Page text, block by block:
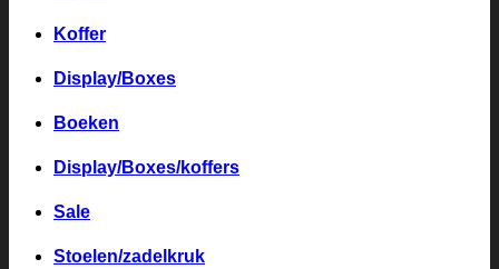
Koffer
Display/Boxes
Boeken
Display/Boxes/koffers
Sale
Stoelen/zadelkruk